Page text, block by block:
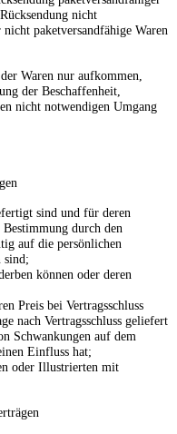
nicht
paketversandfähige Waren
Waren nur aufkommen,
der Beschaffenheit,
nicht notwendigen Umgang
sind und für deren
durch den
auf die persönlichen
sind;
können oder deren
Preis bei Vertragsschluss
nach Vertragsschluss geliefert
Schwankungen auf dem
Einfluss hat;
oder Illustrierten mit